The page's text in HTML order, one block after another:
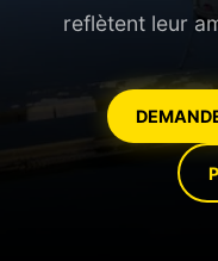
reflètent leur